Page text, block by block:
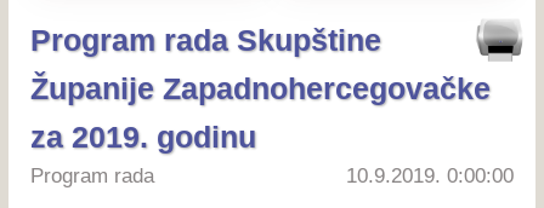
Program rada Skupštine
Županije Zapadnohercegovačke
za 2019. godinu
Program rada 10.9.2019. 0:00:00